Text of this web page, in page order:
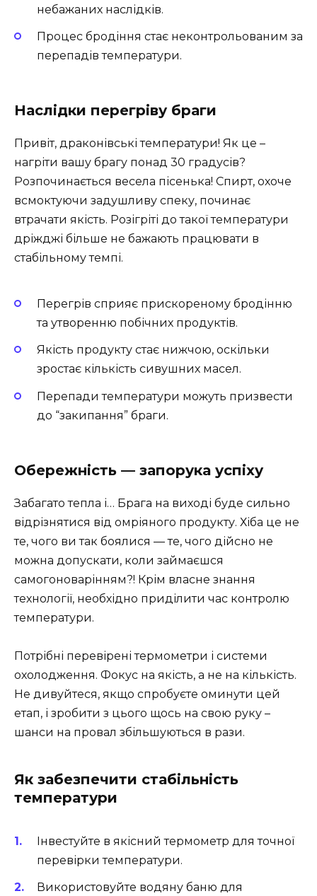
небажаних наслідків.
Процес бродіння стає неконтрольованим за
перепадів температури.
Наслідки перегріву браги
Привіт, драконівські температури! Як це –
нагріти вашу брагу понад 30 градусів?
Розпочинається весела пісенька! Спирт, охоче
всмоктуючи задушливу спеку, починає
втрачати якість. Розігріті до такої температури
дріжджі більше не бажають працювати в
стабільному темпі.
Перегрів сприяє прискореному бродінню
та утворенню побічних продуктів.
Якість продукту стає нижчою, оскільки
зростає кількість сивушних масел.
Перепади температури можуть призвести
до “закипання” браги.
Обережність — запорука успіху
Забагато тепла і… Брага на виході буде сильно
відрізнятися від омріяного продукту. Хіба це не
те, чого ви так боялися — те, чого дійсно не
можна допускати, коли займаєшся
самогоноварінням?! Крім власне знання
технології, необхідно приділити час контролю
температури.
Потрібні перевірені термометри і системи
охолодження. Фокус на якість, а не на кількість.
Не дивуйтеся, якщо спробуєте оминути цей
етап, і зробити з цього щось на свою руку –
шанси на провал збільшуються в рази.
Як забезпечити стабільність
температури
Інвестуйте в якісний термометр для точної
перевірки температури.
Використовуйте водяну баню для